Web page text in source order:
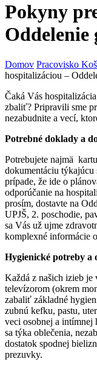
Pokyny
Domov Pracovisko
hospitalizáciou –
Čaká Vás
zbaliť? Pripravili sme
nezabudnite a vecí,
Potrebné doklady a
Potrebujete najmä
dokumentáciu
prípade, že ide o
odporúčanie na
prosím, dostavte na
UPJŠ, 2. poschodie,
sa Vás už ujme
komplexné informácie
Hygienické potreby a
Každá z našich izieb je
televízorom (okrem
zabaliť základné
zubnú kefku, pastu,
veci osobnej a intímnej
sa týka oblečenia,
dostatok spodnej
prezuvky.